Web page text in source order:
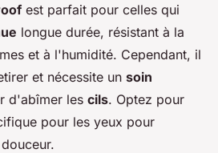
est parfait pour celles qui
longue durée, résistant à la
et à l'humidité. Cependant, il
et nécessite un soin
d'abîmer les cils. Optez pour
pour les yeux pour